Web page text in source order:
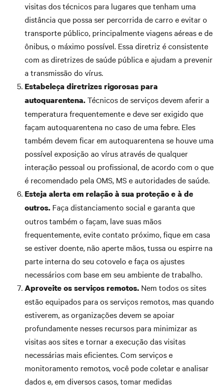
visitas dos técnicos para lugares que tenham uma
distância que possa ser percorrida de carro e evitar o
transporte público, principalmente viagens aéreas e de
ônibus, o máximo possível. Essa diretriz é consistente
com as diretrizes de saúde pública e ajudam a prevenir
a transmissão do vírus.
Estabeleça diretrizes rigorosas para
autoquarentena.Técnicos de serviços devem aferir a
temperatura frequentemente e deve ser exigido que
façam autoquarentena no caso de uma febre. Eles
também devem ficar em autoquarentena se houve uma
possível exposição ao vírus através de qualquer
interação pessoal ou profissional, de acordo com o que
é recomendado pela OMS, MS e autoridades de saúde.
Esteja alerta em relação à sua proteção e à de
outros. Faça distanciamento social e garanta que
outros também o façam, lave suas mãos
frequentemente, evite contato próximo, fique em casa
se estiver doente, não aperte mãos, tussa ou espirre na
parte interna do seu cotovelo e faça os ajustes
necessários com base em seu ambiente de trabalho.
Aproveite os serviços remotos. Nem todos os sites
estão equipados para os serviços remotos, mas quando
estiverem, as organizações devem se apoiar
profundamente nesses recursos para minimizar as
visitas aos sites e tornar a execução das visitas
necessárias mais eficientes. Com serviços e
monitoramento remotos, você pode coletar e analisar
dados e, em diversos casos, tomar medidas